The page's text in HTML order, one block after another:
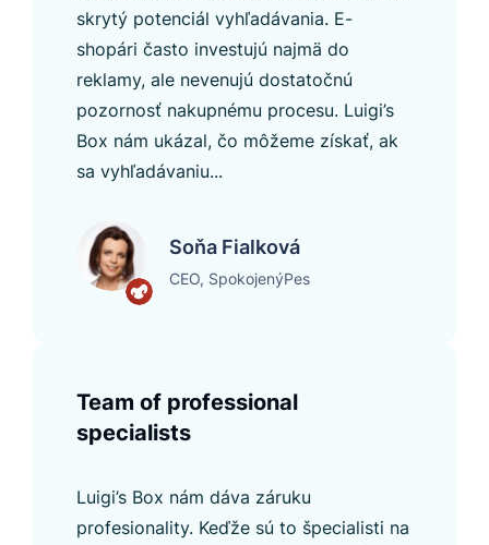
skrytý potenciál vyhľadávania. E-
shopári často investujú najmä do
reklamy, ale nevenujú dostatočnú
pozornosť nakupnému procesu. Luigi’s
Box nám ukázal, čo môžeme získať, ak
sa vyhľadávaniu...
Soňa Fialková
CEO, SpokojenýPes
Team of professional
specialists
Luigi’s Box nám dáva záruku
profesionality. Keďže sú to špecialisti na